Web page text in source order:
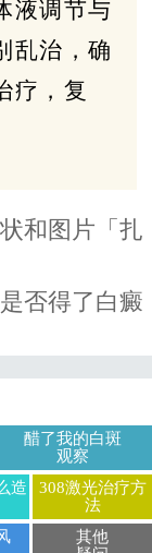
液调节与
乱治，确
疗，复
和图片「扎
否得了白癜
醋了我的白斑
观察
造
308激光治疗方
法
其他